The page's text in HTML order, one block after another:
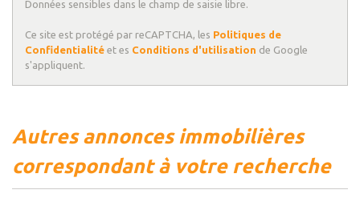
Appartements
Familles avec 3 enfants
Données sensibles dans le champ de saisie libre.
Ce site est protégé par reCAPTCHA, les Politiques de
Confidentialité et es Conditions d'utilisation de Google
s'appliquent.
autres annonces immobilières
correspondant à votre recherche